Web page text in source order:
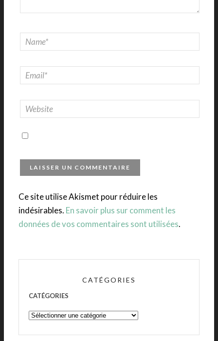
Ce site utilise Akismet pour réduire les
indésirables. En savoir plus sur comment les
données de vos commentaires sont utilisées.
CATÉGORIES
CATÉGORIES